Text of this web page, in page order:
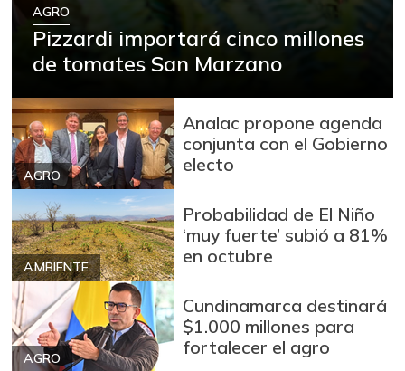
AGRO
Pizzardi importará cinco millones
de tomates San Marzano
AGRO
Analac propone agenda
conjunta con el Gobierno
electo
AMBIENTE
Probabilidad de El Niño
‘muy fuerte’ subió a 81%
en octubre
AGRO
Cundinamarca destinará
$1.000 millones para
fortalecer el agro